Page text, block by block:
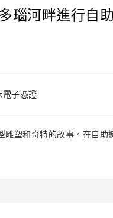
瑙河畔進行自
電子憑證
雕塑和奇特的故事。在自